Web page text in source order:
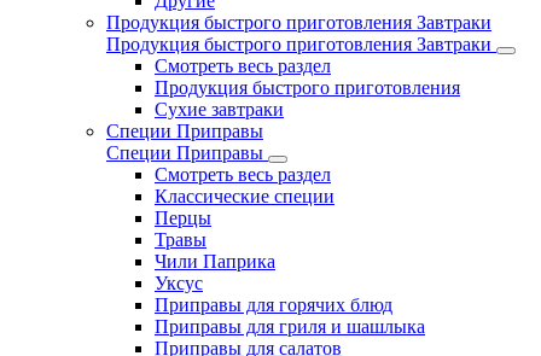
Продукция быстрого приготовления Завтраки
Продукция быстрого приготовления Завтраки
Смотреть весь раздел
Продукция быстрого приготовления
Сухие завтраки
Специи Приправы
Специи Приправы
Смотреть весь раздел
Классические специи
Перцы
Травы
Чили Паприка
Уксус
Приправы для горячих блюд
Приправы для гриля и шашлыка
Приправы для салатов